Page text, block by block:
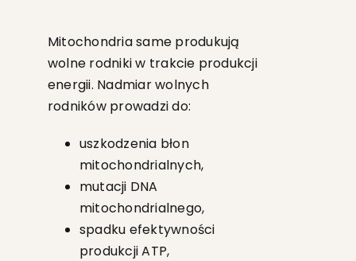
Mitochondria same produkują
wolne rodniki w trakcie produkcji
energii. Nadmiar wolnych
rodników prowadzi do:
uszkodzenia błon
mitochondrialnych,
mutacji DNA
mitochondrialnego,
spadku efektywności
produkcji ATP,